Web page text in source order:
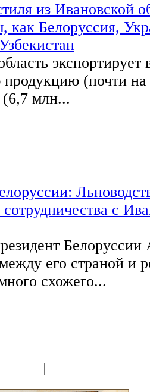
из Ивановской
как Белоруссия,
экспортирует
продукцию (почти
млн...
с
Белоруссии
его страной и
схожего...